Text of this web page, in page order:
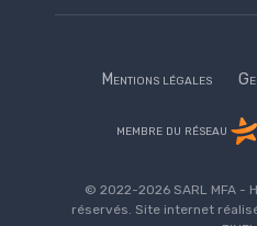
Mentions légales
membre du réseau
© 2022-2026 SARL MFA -
réservés. Site internet